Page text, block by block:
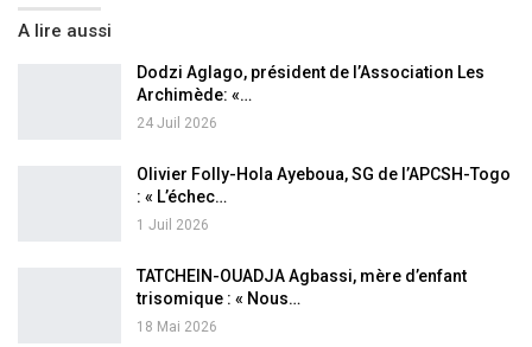
A lire aussi
Dodzi Aglago, président de l’Association Les
Archimède: «…
24 Juil 2026
Olivier Folly-Hola Ayeboua, SG de l’APCSH-Togo
: « L’échec…
1 Juil 2026
TATCHEIN-OUADJA Agbassi, mère d’enfant
trisomique : « Nous…
18 Mai 2026